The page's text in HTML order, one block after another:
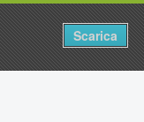
Scarica